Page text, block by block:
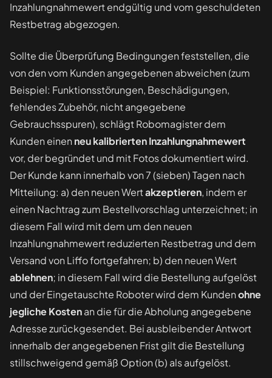
Inzahlungnahmewert endgültig und vom geschuldeten
Restbetrag abgezogen.
Sollte die Überprüfung Bedingungen feststellen, die
von den vom Kunden angegebenen abweichen (zum
Beispiel: Funktionsstörungen, Beschädigungen,
fehlendes Zubehör, nicht angegebene
Gebrauchsspuren), schlägt Robomagister dem
Kunden einen neu kalibrierten Inzahlungnahmewert
vor, der begründet und mit Fotos dokumentiert wird.
Der Kunde kann innerhalb von 7 (sieben) Tagen nach
Mitteilung: a) den neuen Wertakzeptieren, indem er
einen Nachtrag zum Bestellvorschlag unterzeichnet; in
diesem Fall wird mit dem um den neuen
Inzahlungnahmewert reduzierten Restbetrag und dem
Versand von Liffo fortgefahren; b) den neuen Wert
ablehnen; in diesem Fall wird die Bestellung aufgelöst
und der Eingetauschte Roboter wird dem Kundenohne
jegliche Kostenan die für die Abholung angegebene
Adresse zurückgesendet. Bei ausbleibender Antwort
innerhalb der angegebenen Frist gilt die Bestellung
stillschweigend gemäß Option (b) als aufgelöst.